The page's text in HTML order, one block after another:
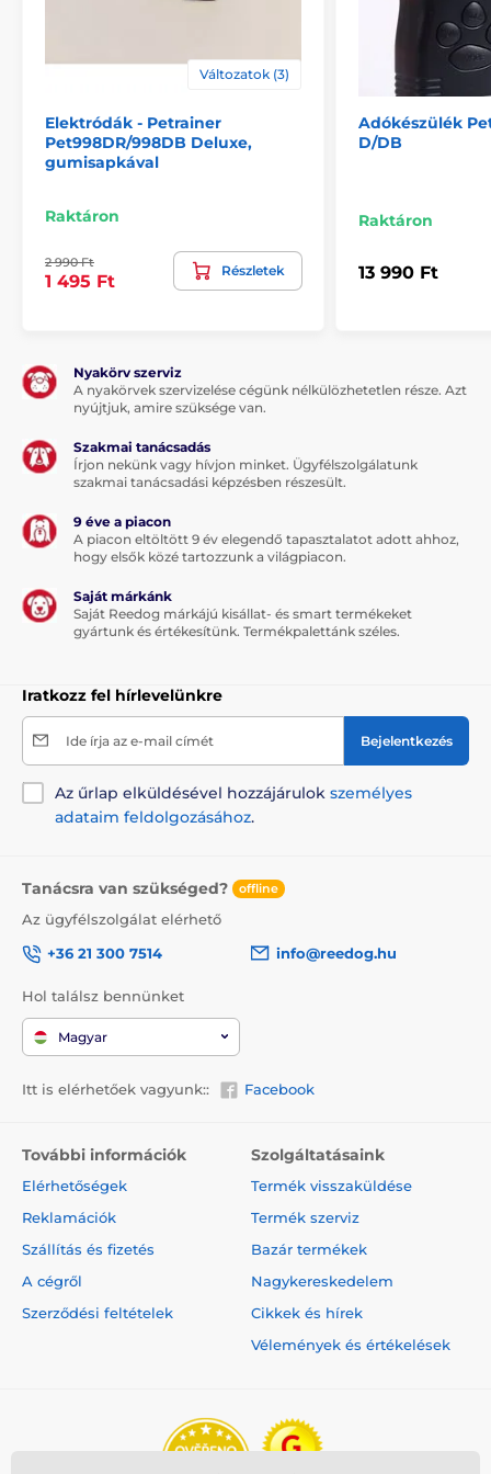
Változatok (3)
Elektródák - Petrainer
Pet998DR/998DB Deluxe,
gumisapkával
Raktáron
2 990 Ft
1 495 Ft
Részletek
Adókészülék
D/DB
Raktáron
13 990 Ft
Nyakörv szerviz
A nyakörvek szervizelése cégünk nélkülözhetetlen része. Azt
nyújtjuk, amire szüksége van.
Szakmai tanácsadás
Írjon nekünk vagy hívjon minket. Ügyfélszolgálatunk
szakmai tanácsadási képzésben részesült.
9 éve a piacon
A piacon eltöltött 9 év elegendő tapasztalatot adott ahhoz,
hogy elsők közé tartozzunk a világpiacon.
Saját márkánk
Saját Reedog márkájú kisállat- és smart termékeket
gyártunk és értékesítünk. Termékpalettánk széles.
Iratkozz fel hírlevelünkre
Ide írja az e-mail címét Bejelentkezés
Az űrlap elküldésével hozzájárulok személyes
adataim feldolgozásához.
Tanácsra van szükséged? offline
Az ügyfélszolgálat elérhető
+36 21 300 7514
info@reedog.hu
Hol találsz bennünket
Magyar
Itt is elérhetőek vagyunk:: Facebook
További információk
Elérhetőségek
Reklamációk
Szállítás és fizetés
A cégről
Szerződési feltételek
Szolgáltatásaink
Termék visszaküldése
Termék szerviz
Bazár termékek
Nagykereskedelem
Cikkek és hírek
Vélemények és értékelések